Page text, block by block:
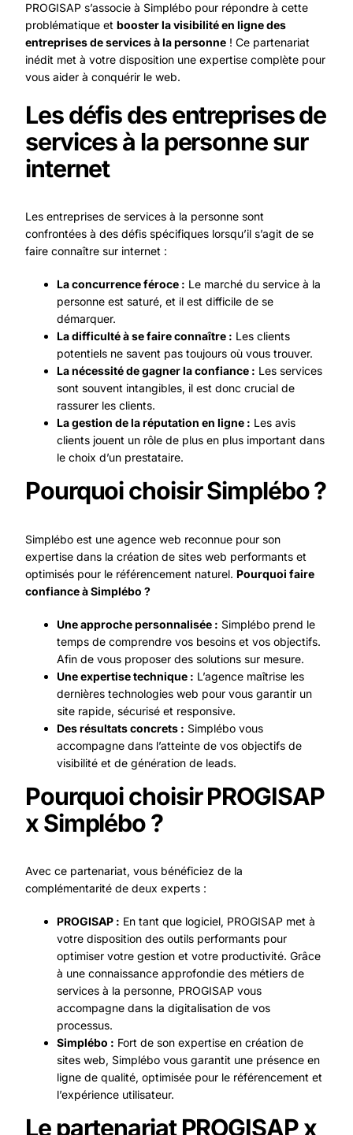
PROGISAP s’associe à Simplébopour répondre à cette
problématique et booster la visibilité en ligne des
entreprises de services à la personne! Ce partenariat
inédit met à votre disposition une expertise complète pour
vous aider à conquérir le web.
Les défis des entreprises de
services à la personne sur
internet
Les entreprises de services à la personne sont
confrontées à des défis spécifiques lorsqu’il s’agit de se
faire connaître sur internet :
La concurrence féroce : Le marché du service à la
personne est saturé, et il est difficile de se
démarquer.
La difficulté à se faire connaître : Les clients
potentiels ne savent pas toujours où vous trouver.
La nécessité de gagner la confiance : Les services
sont souvent intangibles, il est donc crucial de
rassurer les clients.
La gestion de la réputation en ligne : Les avis
clients jouent un rôle de plus en plus important dans
le choix d’un prestataire.
Pourquoi choisir Simplébo ?
Simplébo est une agence web reconnue pour son
expertise dans la création de sites web performants et
optimisés pour le référencement naturel. Pourquoi faire
confiance à Simplébo ?
Une approche personnalisée : Simplébo prend le
temps de comprendre vos besoins et vos objectifs.
Afin de vous proposer des solutions sur mesure.
Une expertise technique : L’agence maîtrise les
dernières technologies web pour vous garantir un
site rapide, sécurisé et responsive.
Des résultats concrets : Simplébo vous
accompagne dans l’atteinte de vos objectifs de
visibilité et de génération de leads.
Pourquoi choisir PROGISAP
x Simplébo ?
Avec ce partenariat, vous bénéficiez de la
complémentarité de deux experts :
PROGISAP : En tant que logiciel, PROGISAP met à
votre disposition des outils performants pour
optimiser votre gestion et votre productivité. Grâce
à une connaissance approfondie des métiers de
services à la personne, PROGISAP vous
accompagne dans la digitalisation de vos
processus.
Simplébo : Fort de son expertise en création de
sites web, Simplébo vous garantit une présence en
ligne de qualité, optimisée pour le référencement et
l’expérience utilisateur.
Le partenariat PROGISAP x